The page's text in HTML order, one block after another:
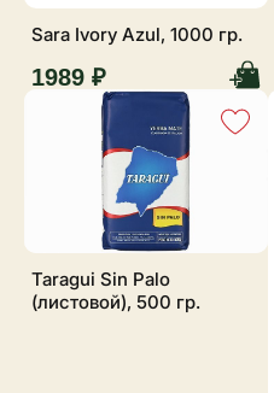
Sara Ivory Azul, 1000 гр.
1989 ₽
Taragui Sin Palo
(листовой), 500 гр.